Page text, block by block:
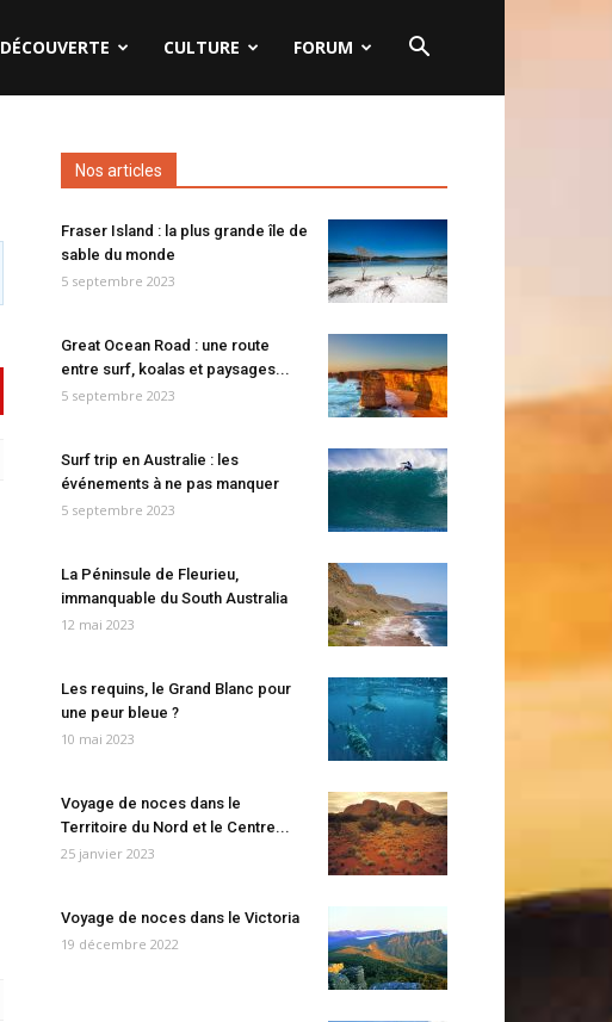
DÉCOUVERTE CULTURE FORUM
Nos articles
Fraser Island : la plus grande île de
sable du monde
5 septembre 2023
Great Ocean Road : une route
entre surf, koalas et paysages...
5 septembre 2023
Surf trip en Australie : les
événements à ne pas manquer
5 septembre 2023
La Péninsule de Fleurieu,
immanquable du South Australia
12 mai 2023
Les requins, le Grand Blanc pour
une peur bleue ?
10 mai 2023
Voyage de noces dans le
Territoire du Nord et le Centre...
25 janvier 2023
Voyage de noces dans le Victoria
19 décembre 2022